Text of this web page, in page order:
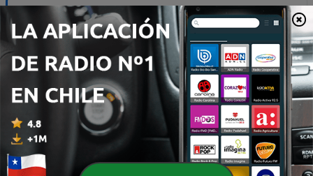
- 110. Darme sin Culpa
10 nov. 2025
110 - 109. Nueva Identidad
27 oct. 2025
109 - 108. Envidia
20 oct. 2025
108 - 107. Cambio de Planes
13 oct. 2025